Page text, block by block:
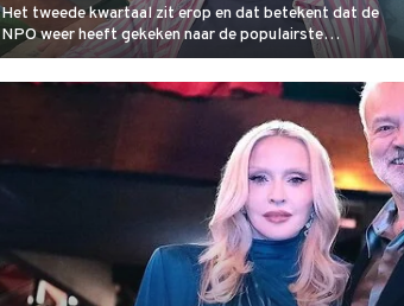
Het tweede kwartaal zit erop en dat betekent dat de
NPO weer heeft gekeken naar de populairste
programma’s van de afgelopen maanden. Welke titels
werden het hoogst gewaardeerd én het meest
op NPO Start? Wij zetten ze voor je op een rij!